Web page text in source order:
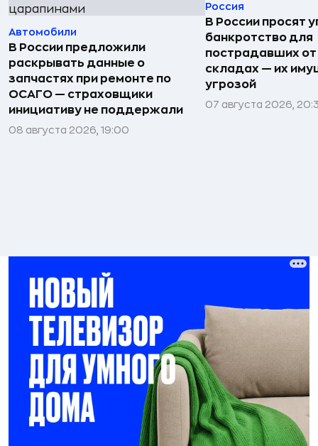
Автомобили
В России предложили
раскрывать данные о
запчастях при ремонте по
ОСАГО — страховщики
инициативу не поддержали
08 августа 2026, 19:00
Россия
В России просят
банкротство для
пострадавших
складах — их
угрозой
07 августа 2026,